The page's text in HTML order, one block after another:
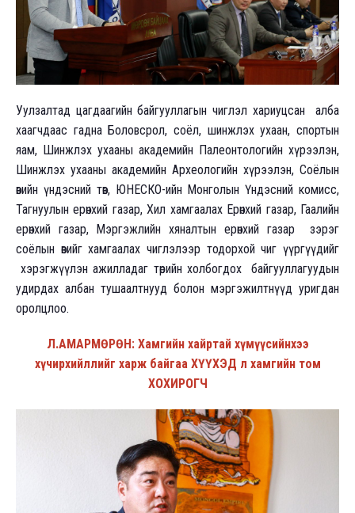
Уулзалтад цагдаагийн байгууллагын чиглэл хариуцсан алба
хаагчдаас гадна Боловсрол, соёл, шинжлэх ухаан, спортын
яам, Шинжлэх ухааны академийн Палеонтологийн хүрээлэн,
Шинжлэх ухааны академийн Археологийн хүрээлэн, Соёлын
өвийн үндэсний төв, ЮНЕСКО-ийн Монголын Үндэсний комисс,
Тагнуулын ерөнхий газар, Хил хамгаалах Ерөнхий газар, Гаалийн
ерөнхий газар, Мэргэжлийн хяналтын ерөнхий газар зэрэг
соёлын өвийг хамгаалах чиглэлээр тодорхой чиг үүргүүдийг
хэрэгжүүлэн ажилладаг төрийн холбогдох байгууллагуудын
удирдах албан тушаалтнууд болон мэргэжилтнүүд уригдан
оролцлоо.
Л.АМАРМӨРӨН: Хамгийн хайртай хүмүүсийнхээ
хүчирхийллийг харж байгаа ХҮҮХЭД л хамгийн том
ХОХИРОГЧ